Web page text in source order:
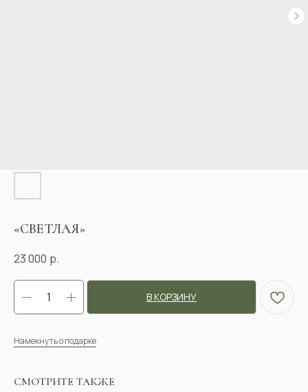
«СВЕТЛАЯ»
23 000 р.
В КОРЗИНУ
Намекнуть о подарке
СМОТРИТЕ ТАКЖЕ